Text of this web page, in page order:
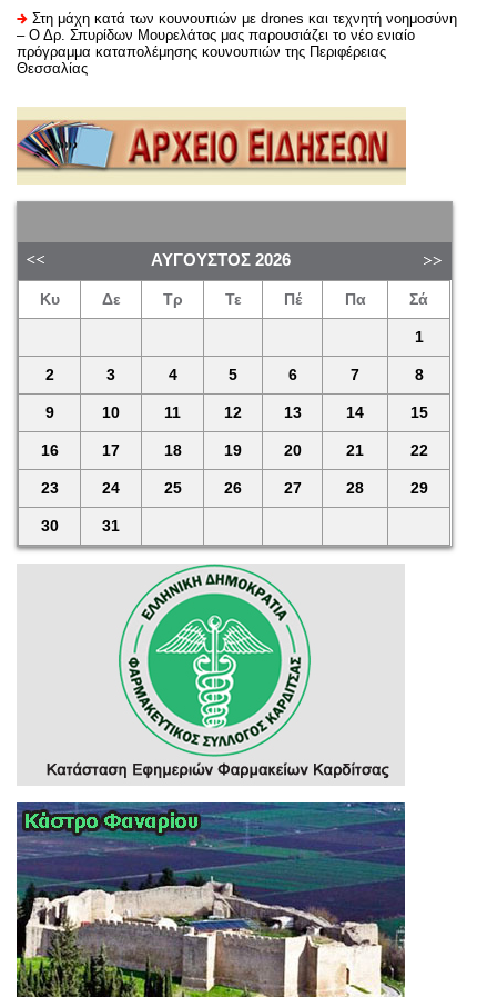
Στη μάχη κατά των κουνουπιών με drones και τεχνητή νοημοσύνη
– Ο Δρ. Σπυρίδων Μουρελάτος μας παρουσιάζει το νέο ενιαίο
πρόγραμμα καταπολέμησης κουνουπιών της Περιφέρειας
Θεσσαλίας
ΑΎΓΟΥΣΤΟΣ 2026
Κυ Δε Τρ Τε Πέ Πα Σά
1
2 3 4 5 6 7 8
9 10 11 12 13 14 15
16 17 18 19 20 21 22
23 24 25 26 27 28 29
30 31